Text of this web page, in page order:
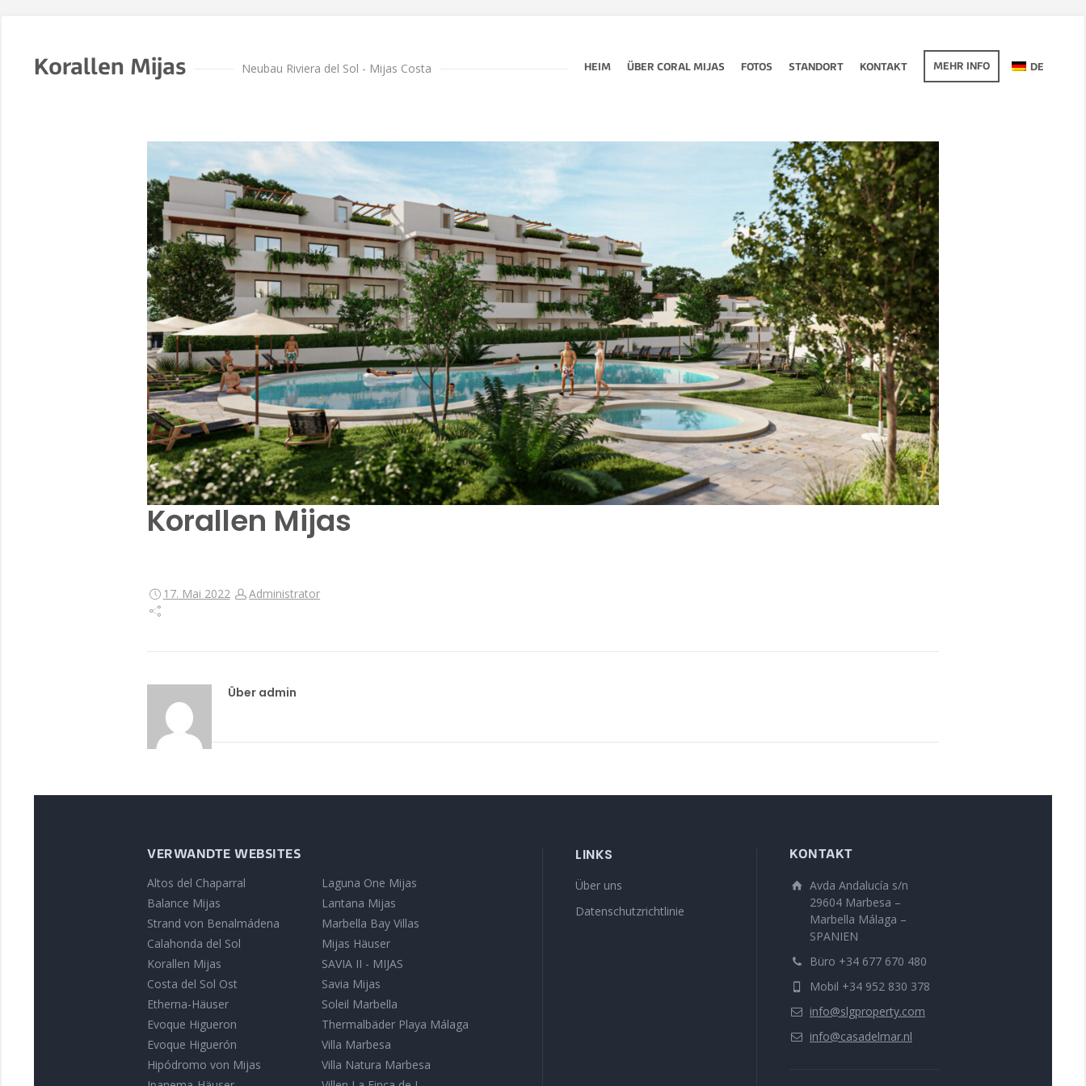
Korallen Mijas Neubau Riviera del Sol - Mijas Costa HEIM ÜBER CORAL MIJAS FOTOS STANDORT KONTAKT MEHR INFO DE
Korallen Mijas
17. Mai 2022 Administrator
Über admin
VERWANDTE WEBSITES
Altos del Chaparral
Balance Mijas
Strand von Benalmádena
Calahonda del Sol
Korallen Mijas
Costa del Sol Ost
Etherna-Häuser
Evoque Higueron
Evoque Higuerón
Hipódromo von Mijas
Laguna One Mijas
Lantana Mijas
Marbella Bay Villas
Mijas Häuser
SAVIA II - MIJAS
Savia Mijas
Soleil Marbella
Thermalbäder Playa Málaga
Villa Marbesa
Villa Natura Marbesa
LINKS
Über uns
Datenschutzrichtlinie
KONTAKT
Avda Andalucía s/n
29604 Marbesa –
Marbella Málaga –
SPANIEN
Büro +34 677 670 480
Mobil +34 952 830 378
info@slgproperty.com
info@casadelmar.nl